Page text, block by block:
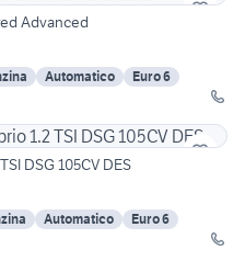
Advanced
Automatico
Euro 6
DSG 105CV DES
Automatico
Euro 6